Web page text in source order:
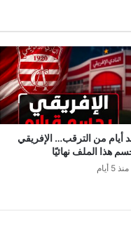
أيام من الترقب… الإفريقي
هذا الملف نهائيًا
منذ 5 أيام